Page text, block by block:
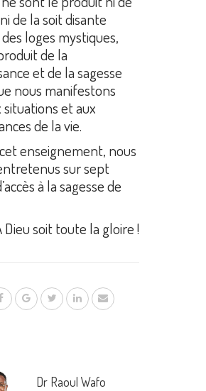
de la soit disante
loges mystiques,
de la
et de la sagesse
nous manifestons
situations et aux
de la vie.
enseignement, nous
sur sept
à la sagesse de
Dieu soit toute la gloire !
Dr Raoul Wafo